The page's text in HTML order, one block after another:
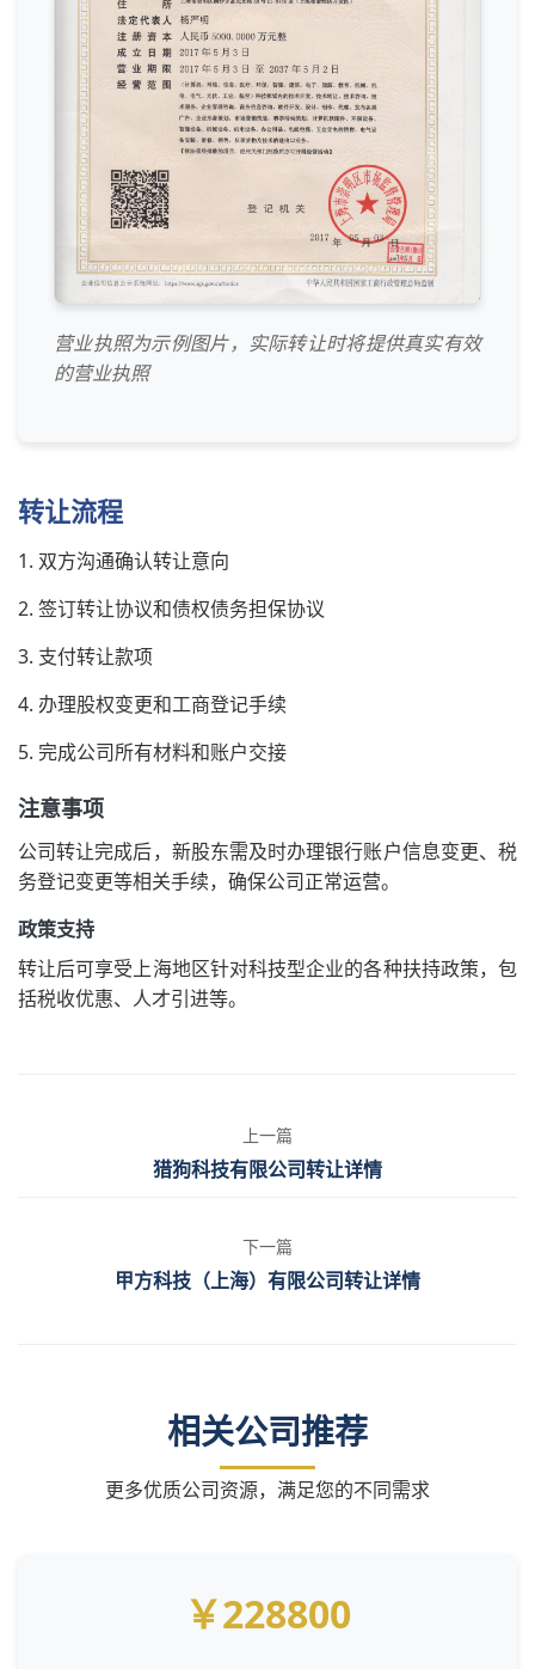
营业执照为示例图片，实际转让时将提供真实有效
的营业执照
转让流程
1. 双方沟通确认转让意向
2. 签订转让协议和债权债务担保协议
3. 支付转让款项
4. 办理股权变更和工商登记手续
5. 完成公司所有材料和账户交接
注意事项
公司转让完成后，新股东需及时办理银行账户信息变更、税
务登记变更等相关手续，确保公司正常运营。
政策支持
转让后可享受上海地区针对科技型企业的各种扶持政策，包
括税收优惠、人才引进等。
上一篇
猎狗科技有限公司转让详情
下一篇
甲方科技（上海）有限公司转让详情
相关公司推荐
更多优质公司资源，满足您的不同需求
￥228800